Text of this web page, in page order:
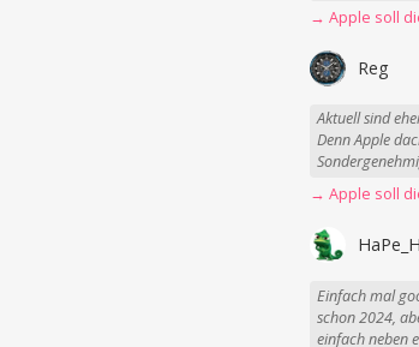
Reg
Aktuell sind
Denn Apple
Einfach mal
schon 2024,
einfach neben